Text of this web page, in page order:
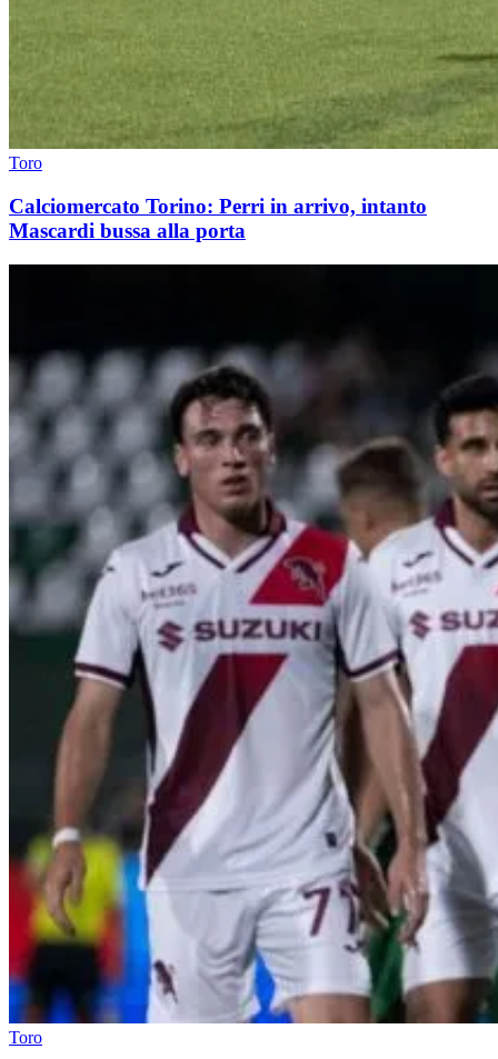
Toro
Calciomercato Torino: Perri in arrivo, intanto
Mascardi bussa alla porta
Toro